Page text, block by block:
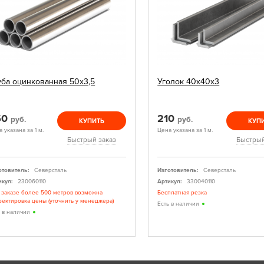
оцинкованная 50х3,5
руб.
указана за 1 м.
КУПИТЬ
Быстрый заказ
Северсталь
230060110
более 500 метров возможна
цены (уточнить у менеджера)
в наличии
Уголок 40х40х3
210 руб.
Цена указана за 1 м.
Изготовитель:
Северсталь
Артикул:
330040110
Бесплатная резка
Есть в наличии